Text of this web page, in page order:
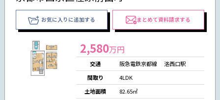
お気に入りに追加する まとめて資料請求する
2,580万円
交通
阪急電鉄京都線 洛西口駅
間取り
4LDK
土地面積
82.65㎡